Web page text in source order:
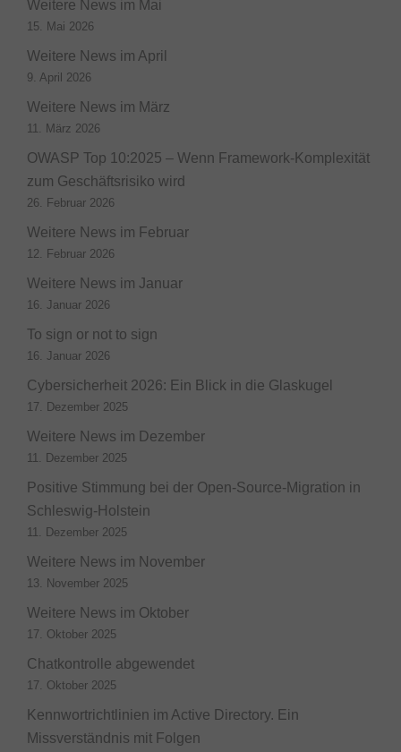
Weitere News im Mai
15. Mai 2026
Weitere News im April
9. April 2026
Weitere News im März
11. März 2026
OWASP Top 10:2025 – Wenn Framework-Komplexität
zum Geschäftsrisiko wird
26. Februar 2026
Weitere News im Februar
12. Februar 2026
Weitere News im Januar
16. Januar 2026
To sign or not to sign
16. Januar 2026
Cybersicherheit 2026: Ein Blick in die Glaskugel
17. Dezember 2025
Weitere News im Dezember
11. Dezember 2025
Positive Stimmung bei der Open-Source-Migration in
Schleswig-Holstein
11. Dezember 2025
Weitere News im November
13. November 2025
Weitere News im Oktober
17. Oktober 2025
Chatkontrolle abgewendet
17. Oktober 2025
Kennwortrichtlinien im Active Directory. Ein
Missverständnis mit Folgen